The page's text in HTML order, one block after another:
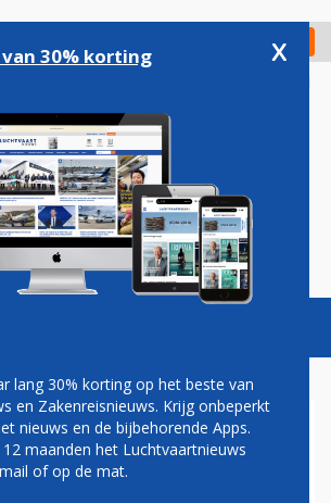
Check in
Podcasts Vacatures
TWINTIG
30% korting x
lang 30% korting op het beste van
en Zakenreisnieuws. Krijg onbeperkt
nieuws en de bijbehorende Apps.
maanden het Luchtvaartnieuws
of op de mat.